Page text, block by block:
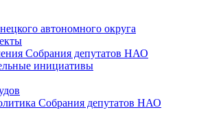
автономного округа
Собрания депутатов НАО
инициативы
Собрания депутатов НАО